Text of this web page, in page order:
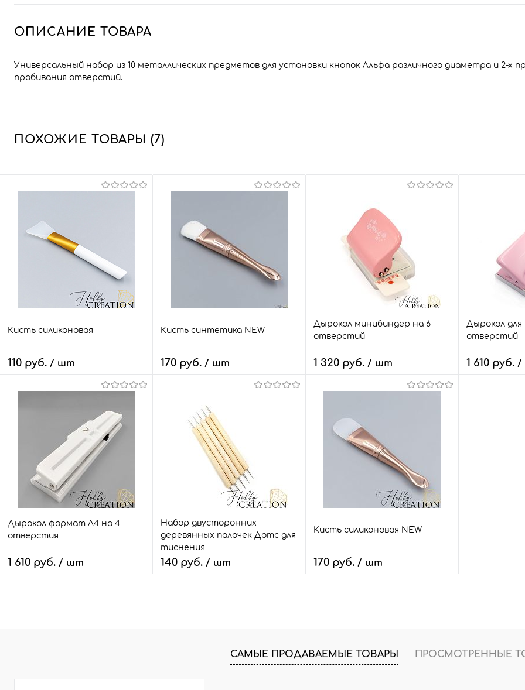
ОПИСАНИЕ ТОВАРА
Универсальный набор из 10 металлических предметов для установки кнопок Альфа различного диаметра и 2-х
пробивания отверстий.
ПОХОЖИЕ ТОВАРЫ (7)
Кисть силиконовая
110 руб. / шт
Сравнить
В избранное
25 шт.
белый желтый
Кисть синтетика NEW
170 руб. / шт
Быстрый заказ
В избранное
розовое золото
Дырокол минибиндер на 6
отверстий
1 320 руб. / шт
Быстрый заказ
В избранное
бирюзовый
Дырокол для
отверстий
1 610 руб. /
Дырокол формат А4 на 4
отверстия
1 610 руб. / шт
Быстрый заказ
Сравнить
Набор двусторонних
деревянных палочек Дотс для
тиснения
140 руб. / шт
Быстрый заказ
Сравнить
Кисть силиконовая NEW
170 руб. / шт
Быстрый заказ
Сравнить
В избранное
Нет в наличии
Цвет
САМЫЕ ПРОДАВАЕМЫЕ ТОВАРЫ ПРОСМОТРЕННЫЕ